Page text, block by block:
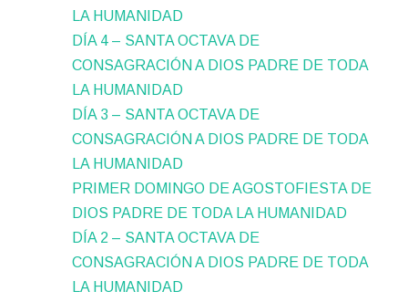
LA HUMANIDAD
DÍA 4 – SANTA OCTAVA DE
CONSAGRACIÓN A DIOS PADRE DE TODA
LA HUMANIDAD
DÍA 3 – SANTA OCTAVA DE
CONSAGRACIÓN A DIOS PADRE DE TODA
LA HUMANIDAD
PRIMER DOMINGO DE AGOSTOFIESTA DE
DIOS PADRE DE TODA LA HUMANIDAD
DÍA 2 – SANTA OCTAVA DE
CONSAGRACIÓN A DIOS PADRE DE TODA
LA HUMANIDAD